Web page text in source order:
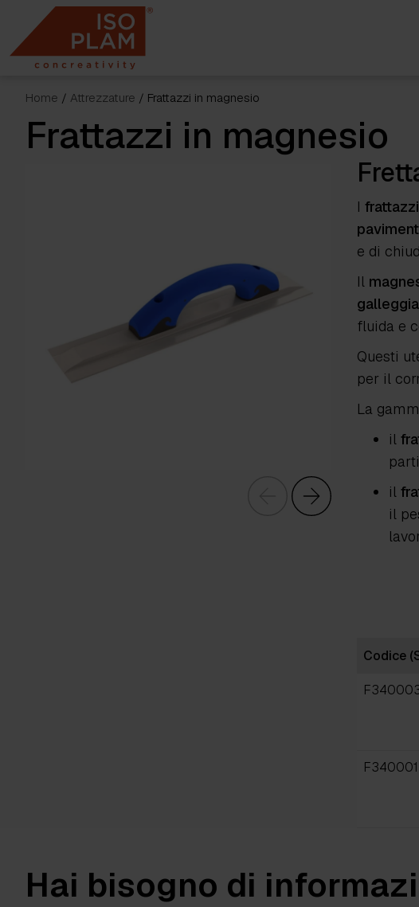
content
Home / Attrezzature / Frattazzi in magnesio
Frattazzi in magnesio
I
e di
Il
fluida e
Questi
per il
La
il
il
il
Codice
F340001
Hai bisogno di